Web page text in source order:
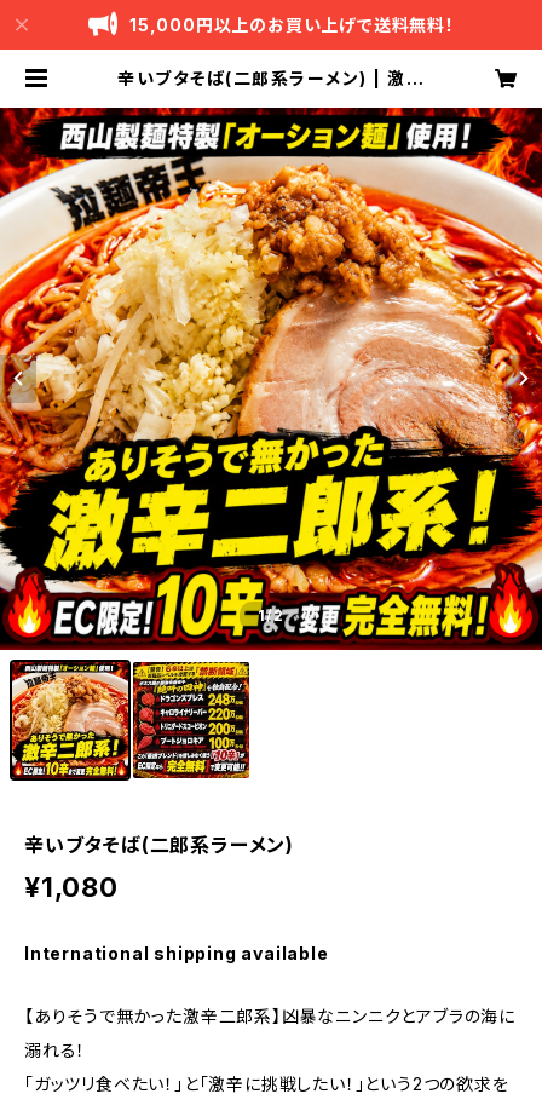
15,000円以上のお買い上げで送料無料！
辛いブタそば(二郎系ラーメン) | 激辛
1/2
辛いブタそば(二郎系ラーメン)
¥1,080
International shipping available
【ありそうで無かった激辛二郎系】凶暴なニンニクとアブラの海に
溺れる！
「ガッツリ食べたい！」と「激辛に挑戦したい！」という2つの欲求を